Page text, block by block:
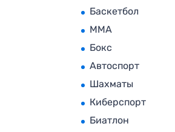
Баскетбол
MMA
Бокс
Автоспорт
Шахматы
Киберспорт
Биатлон